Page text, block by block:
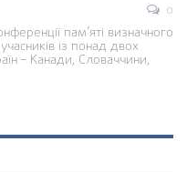
0
пам’яті визначного
із понад двох
– Канади, Словаччини,